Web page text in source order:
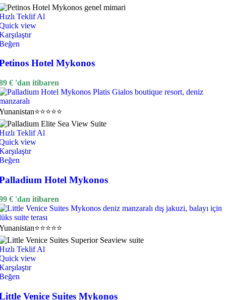
Teklif Al
view
Hotel Mykonos
€ 'dan itibaren
⭐⭐⭐⭐⭐
Teklif Al
view
Hotel Mykonos
€ 'dan itibaren
⭐⭐⭐⭐⭐
Teklif Al
view
Venice Suites Mykonos